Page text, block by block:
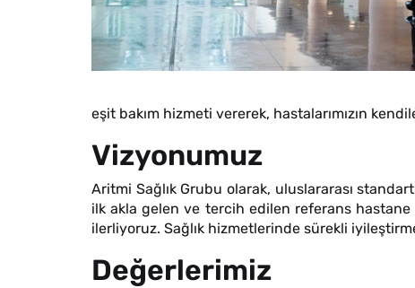
eşit bakım hizmeti vererek, hastalarımızın
Vizyonumuz
Aritmi Sağlık Grubu olarak, uluslararası
ilk akla gelen ve tercih edilen referans hastane
ilerliyoruz. Sağlık hizmetlerinde sürekli
Değerlerimiz